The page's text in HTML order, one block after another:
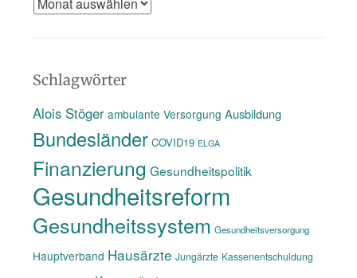
www
Schlagwörter
Alois Stöger ambulante Versorgung Ausbildung
Bundesländer COVID19 ELGA
Finanzierung Gesundheitspolitik
Gesundheitsreform
Gesundheitssystem Gesundheitsversorgung
Hauptverband Hausärzte Jungärzte Kassenentschuldung